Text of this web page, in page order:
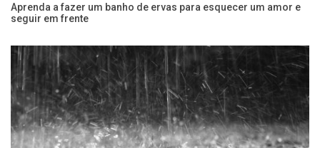
Aprenda a fazer um banho de ervas para esquecer um amor e
seguir em frente